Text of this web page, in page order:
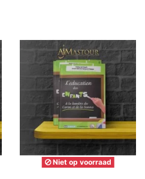
Niet op voorraad